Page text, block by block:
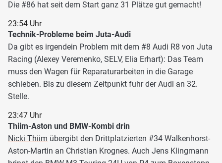
Die #86 hat seit dem Start ganz 31 Plätze gut gemacht!
23:54 Uhr
Technik-Probleme beim Juta-Audi
Da gibt es irgendein Problem mit dem #8 Audi R8 von Juta
Racing (Alexey Veremenko, SELV, Elia Erhart): Das Team
muss den Wagen für Reparaturarbeiten in die Garage
schieben. Bis zu diesem Zeitpunkt fuhr der Audi an 32.
Stelle.
23:47 Uhr
Thiim-Aston und BMW-Kombi drin
Nicki Thiim übergibt den Drittplatzierten #34 Walkenhorst-
Aston-Martin an Christian Krognes. Auch Jens Klingmann